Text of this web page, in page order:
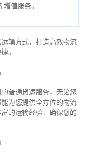
值服务。
输方式，打造高效物流
。
普通货运服务，无论您
为您提供全方位的物流
的运输经验，确保您的